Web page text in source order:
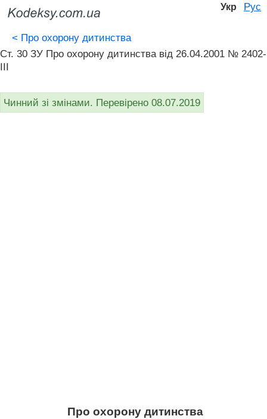
Укр Рус
< Про охорону дитинства
Ст. 30 ЗУ Про охорону дитинства від 26.04.2001 № 2402-
III
Чинний зі змінами. Перевірено 08.07.2019
Про охорону дитинства